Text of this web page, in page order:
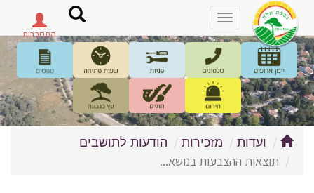
פתח
תפריט
ועדות מזכירות הודעות לתושבים
תוצאות ההצבעות בנושא...